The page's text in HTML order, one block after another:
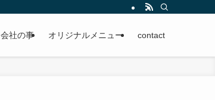
会社の事 オリジナルメニュー contact